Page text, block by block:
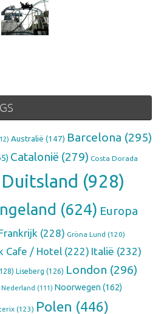
Australië (147) Barcelona (295)
Catalonië (279) Costa Dorada
Duitsland (928)
(624) Europa
(228) Gröna Lund (120)
Cafe / Hotel (222) Italië (232)
Liseberg (126) London (296)
Nederland (111) Noorwegen (162)
(123) Polen (446)